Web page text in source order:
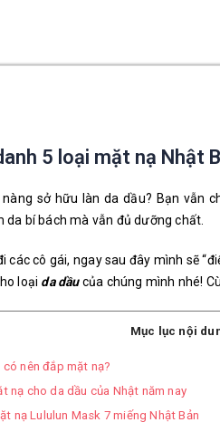
5 loại mặt nạ Nhật
nàng sở hữu làn da dầu? Bạn vẫn
da bí bách mà vẫn đủ dưỡng chất.
các cô gái, ngay sau đây mình sẽ
loại da dầucủa chúng mình nhé!
Mục lục nội
có nên đắp mặt nạ?
nạ cho da dầu của Nhật năm nay
nạ Lululun Mask 7 miếng Nhật Bản